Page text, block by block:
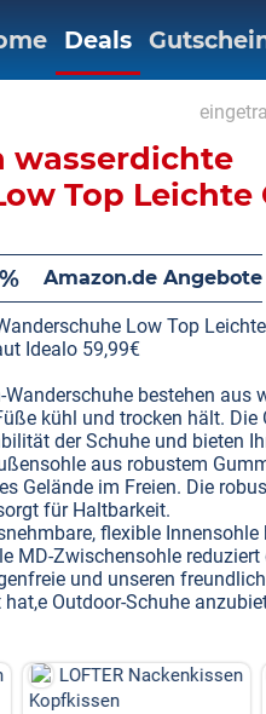
Deals
wasserdichte
Top Leichte
Amazon.de Angebote
Low Top
Idealo 59,99€
bestehen
kühl und trocken hält.
der Schuhe und bieten
aus robustem
Gelände im Freien. Die
für Haltbarkeit.
flexible
MD-Zwischensohle
und unseren
Outdoor-Schuhe
LOFTER Nackenkissen
Kopfkissen